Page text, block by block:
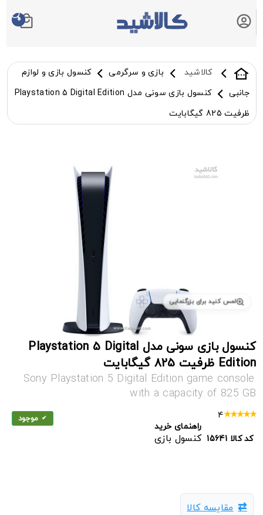
0
کالاشید بازی و سرگرمی
کنسول بازی و لوازم
جانبی
کنسول بازی سونی مدل Playstation 5 Digital Edition
ظرفیت 825 گیگابایت
لمس کنید برای بزرگنمایی
کنسول بازی سونی مدل Playstation 5 Digital
Edition ظرفیت 825 گیگابایت
Sony Playstation 5 Digital Edition game console
with a capacity of 825 GB
4 موجود
کد کالا 15641
راهنمای خرید
کنسول بازی
مقایسه کالا